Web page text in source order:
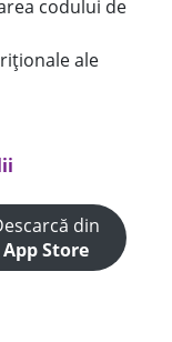
codului de
ale
din
App Store